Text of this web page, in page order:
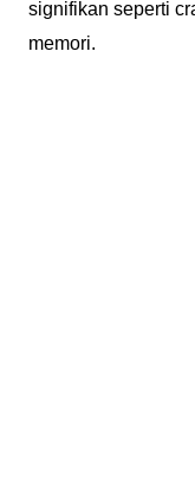
signifikan seperti
memori.